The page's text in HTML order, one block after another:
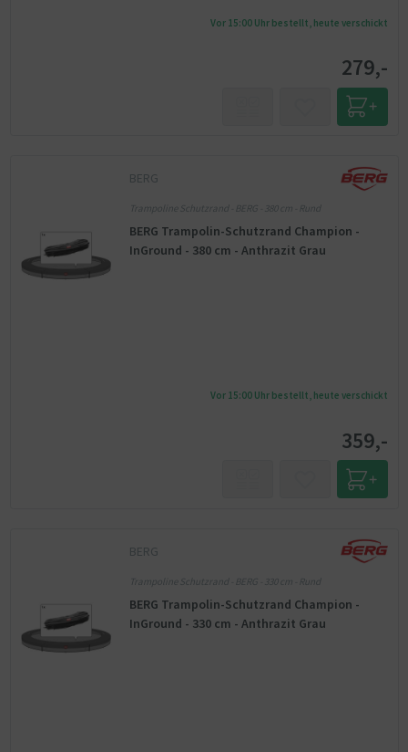
Vor 15:00 Uhr bestellt, heute verschickt
279,-
BERG
Trampoline Schutzrand - BERG - 380 cm - Rund
BERG Trampolin-Schutzrand Champion -
InGround - 380 cm - Anthrazit Grau
Vor 15:00 Uhr bestellt, heute verschickt
359,-
BERG
Trampoline Schutzrand - BERG - 330 cm - Rund
BERG Trampolin-Schutzrand Champion -
InGround - 330 cm - Anthrazit Grau